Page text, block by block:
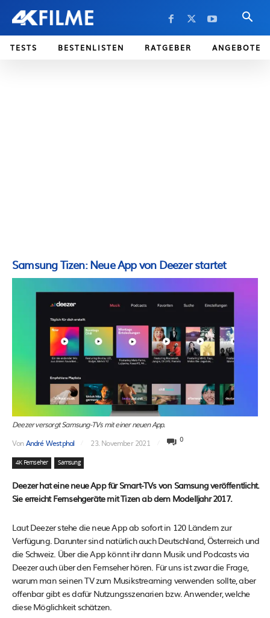
TESTS BESTENLISTEN RATGEBER ANGEBOTE
Samsung Tizen: Neue App von Deezer startet
Deezer versorgt Samsung-TVs mit einer neuen App.
VonAndré Westphal 23. November 2021 0
4K Fernseher Samsung
Deezer hat eine neue App für Smart-TVs von Samsung veröffentlicht.
Sie erreicht Fernsehgeräte mit Tizen ab dem Modelljahr 2017.
Laut Deezer stehe die neue App ab sofort in 120 Ländern zur
Verfügung. Darunter sind natürlich auch Deutschland, Österreich und
die Schweiz. Über die App könnt ihr dann Musik und Podcasts via
Deezer auch über den Fernseher hören. Für uns ist zwar die Frage,
warum man seinen TV zum Musikstreaming verwenden sollte, aber
offenbar gibt es dafür Nutzungsszenarien bzw. Anwender, welche
diese Möglichkeit schätzen.